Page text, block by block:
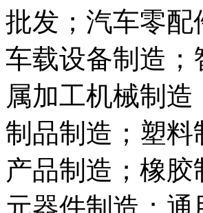
批发；汽车零
车载设备制造
属加工机械制
制品制造；塑
产品制造；橡
元器件制造；